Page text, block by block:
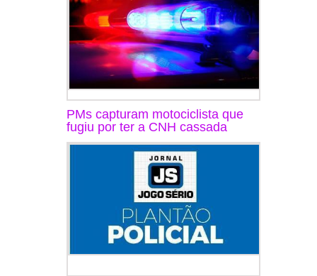
PMs capturam motociclista que
fugiu por ter a CNH cassada